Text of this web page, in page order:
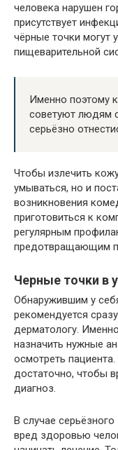
человека нарушен
присутствует
чёрные точки могут
пищеварительной
Именно поэтому
советуют людям
серьёзно
Чтобы излечить
умываться, но и
возникновения
приготовиться к
регулярным
предотвращающим
Черные точки в
Обнаружившим у
рекомендуется
дерматологу.
назначить нужные
осмотреть
достаточно, чтобы
диагноз.
В случае
вред здоровью